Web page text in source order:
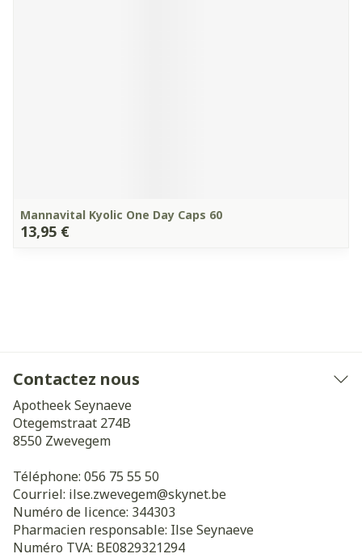
Mannavital Kyolic One Day Caps 60
13,95 €
Contactez nous
Apotheek Seynaeve
Otegemstraat 274B
8550 Zwevegem
Téléphone: 056 75 55 50
Courriel: ilse.zwevegem@skynet.be
Numéro de licence: 344303
Pharmacien responsable: Ilse Seynaeve
Numéro TVA: BE0829321294